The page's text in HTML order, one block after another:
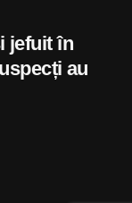
jefuit în
au